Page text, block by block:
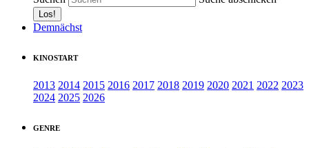
Demnächst
KINOSTART
2013 2014 2015 2016 2017 2018 2019 2020 2021 2022 2023
2024 2025 2026
GENRE